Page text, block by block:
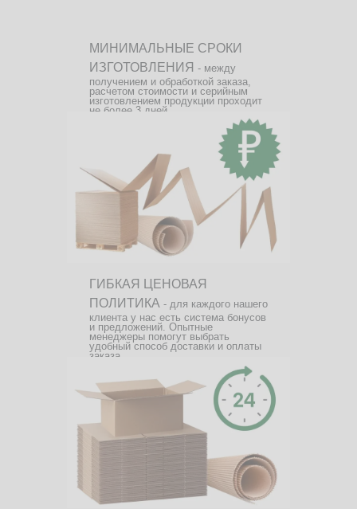
МИНИМАЛЬНЫЕ СРОКИ
ИЗГОТОВЛЕНИЯ - между
получением и обработкой заказа,
расчетом стоимости и серийным
изготовлением продукции проходит
не более 3 дней.
ГИБКАЯ ЦЕНОВАЯ
ПОЛИТИКА - для каждого нашего
клиента у нас есть система бонусов
и предложений. Опытные
менеджеры помогут выбрать
удобный способ доставки и оплаты
заказа.